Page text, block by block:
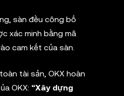
sàn đều công bố
xác minh bằng mã
cam kết của sàn.
tài sản, OKX hoàn
OKX: “Xây dựng